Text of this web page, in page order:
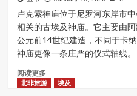
的
记
忆
（二
十
尼
罗
界
(122)
回
望
埃
两
次
卢克索神庙位于尼罗河东岸市
相关的古埃及神庙。它主要由
公元前14世纪建造，不同于卡
神庙更像一条庄严的仪式轴线。
阅读更多Read
more
北非旅游 埃及